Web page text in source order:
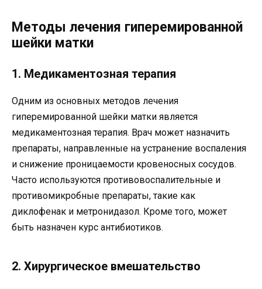
Методы лечения гиперемированной
шейки матки
1. Медикаментозная терапия
Одним из основных методов лечения
гиперемированной шейки матки является
медикаментозная терапия. Врач может назначить
препараты, направленные на устранение воспаления
и снижение проницаемости кровеносных сосудов.
Часто используются противовоспалительные и
противомикробные препараты, такие как
диклофенак и метронидазол. Кроме того, может
быть назначен курс антибиотиков.
2. Хирургическое вмешательство